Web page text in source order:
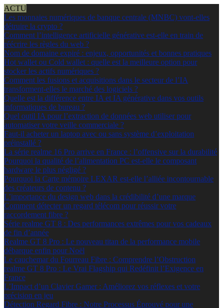
ACTU
Les monnaies numériques de banque centrale (MNBC) vont-elles
détruire la crypto ?
Comment l’intelligence artificielle générative est-elle en train de
réécrire les règles du web ?
Nom de domaine expiré : enjeux, opportunités et bonnes pratiques
Hot wallet ou Cold wallet : quelle est la meilleure option pour
stocker les actifs numériques ?
Comment les fusions et acquisitions dans le secteur de l’IA
transforment-elles le marché des logiciels ?
Quelle est la différence entre IA et IA générative dans vos outils
informatiques de bureau ?
Quel outil IA pour l’extraction de données web utiliser pour
automatiser votre veille commerciale ?
Faut-il acheter un laptop avec ou sans système d’exploitation
préinstallé ?
La série realme 16 Pro arrive en France : l’offensive sur la durabilité
Pourquoi la qualité de l’alimentation PC est-elle le composant
hardware le plus négligé ?
Pourquoi la Carte mémoire LEXAR est-elle l’alliée incontournable
des créateurs de contenu ?
L’importance du design web dans la crédibilité d’une marque
Comment détecter un regard télécom pour réussir votre
raccordement fibre ?
Série realme GT 8 : Des performances extrêmes pour vos cadeaux
de fin d’année
Realme GT 8 Pro : Le nouveau titan de la performance mobile
débarque enfin pour Noël
Le cauchemar du Fourreau Fibre : Comprendre l’Obstruction
realme GT 8 Pro : Le Vrai Flagship qui Redéfinit l’Exigence en
France
L’Impact d’un Clavier Gamer : Améliorez vos réflexes et votre
précision en jeu
Détection Regard Fibre : Notre Processus Éprouvé pour une